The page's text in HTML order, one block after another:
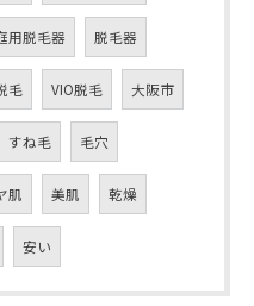
用脱毛器 脱毛器
毛 VIO脱毛 大阪市
すね毛 毛穴
肌 美肌 乾燥
安い